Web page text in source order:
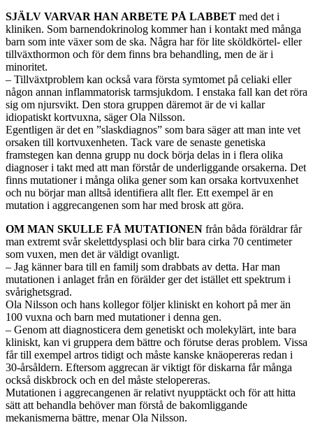
SJÄLV VARVAR HAN ARBETE PÅ LABBET med det i
kliniken. Som barnendokrinolog kommer han i kontakt med många
barn som inte växer som de ska. Några har för lite sköldkörtel- eller
tillväxthormon och för dem finns bra behandling, men de är i
minoritet.
– Tillväxtproblem kan också vara första symtomet på celiaki eller
någon annan inflammatorisk tarmsjukdom. I enstaka fall kan det röra
sig om njursvikt. Den stora gruppen däremot är de vi kallar
idiopatiskt kortvuxna, säger Ola Nilsson.
Egentligen är det en ”slaskdiagnos” som bara säger att man inte vet
orsaken till kortvuxenheten. Tack vare de senaste genetiska
framstegen kan denna grupp nu dock börja delas in i flera olika
diagnoser i takt med att man förstår de underliggande orsakerna. Det
finns mutationer i många olika gener som kan orsaka kortvuxenhet
och nu börjar man alltså identifiera allt fler. Ett exempel är en
mutation i aggrecangenen som har med brosk att göra.
OM MAN SKULLE FÅ MUTATIONEN från båda föräldrar får
man extremt svår skelettdysplasi och blir bara cirka 70 centimeter
som vuxen, men det är väldigt ovanligt.
– Jag känner bara till en familj som drabbats av detta. Har man
mutationen i anlaget från en förälder ger det istället ett spektrum i
svårighetsgrad.
Ola Nilsson och hans kollegor följer kliniskt en kohort på mer än
100 vuxna och barn med mutationer i denna gen.
– Genom att diagnosticera dem genetiskt och molekylärt, inte bara
kliniskt, kan vi gruppera dem bättre och förutse deras problem. Vissa
får till exempel artros tidigt och måste kanske knäopereras redan i
30-årsåldern. Eftersom aggrecan är viktigt för diskarna får många
också diskbrock och en del måste stelopereras.
Mutationen i aggrecangenen är relativt nyupptäckt och för att hitta
sätt att behandla behöver man förstå de bakomliggande
mekanismerna bättre, menar Ola Nilsson.